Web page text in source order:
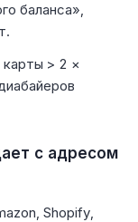
баланса»,
> 2 ×
с адресом
Shopify,